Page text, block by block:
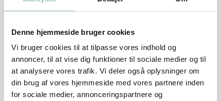
Denne hjemmeside bruger cookies
Vi bruger cookies til at tilpasse vores indhold og
annoncer, til at vise dig funktioner til sociale medier og til
at analysere vores trafik. Vi deler også oplysninger om
din brug af vores hjemmeside med vores partnere inden
for sociale medier, annonceringspartnere og
Læg dem i ét lag på bagepladen ved siden af
Når ribbensstegen har stegt i ca. 45 minutter
stilles rodfrugterne i ovnen 30 - 40 minutter til de er
gyldne og møre.
Stik i dem med en kniv for at mærke, om de er
møre.